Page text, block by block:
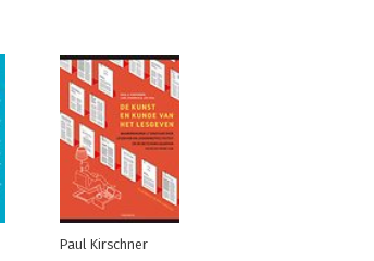
Paul Kirschner